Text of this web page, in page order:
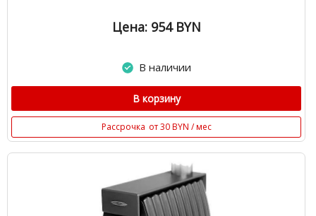
Цена: 954 BYN
В наличии
В корзину
Рассрочка от 30 BYN / мес